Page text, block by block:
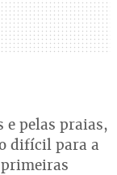
e pelas praias,
difícil para a